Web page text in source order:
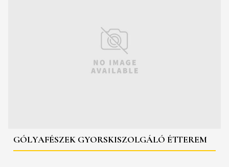
GÓLYAFÉSZEK GYORSKISZOLGÁLÓ ÉTTEREM